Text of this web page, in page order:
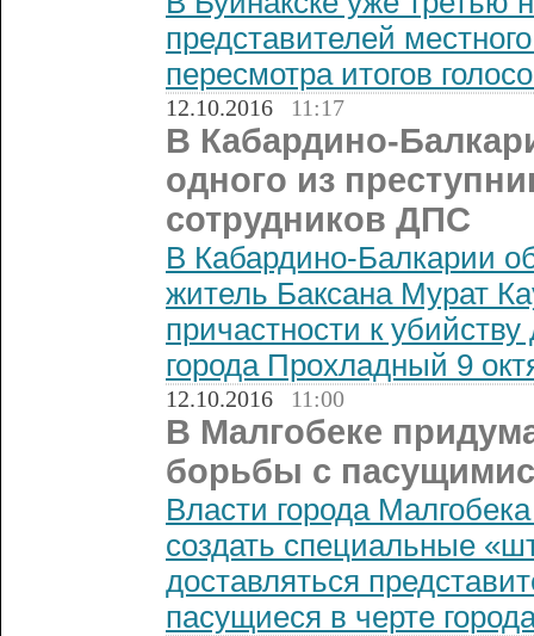
представителей
пересмотра итогов
12.10.2016 11:17
В Кабардино-
одного из
сотрудников ДПС
В Кабардино-Балкарии
житель Баксана Мурат
причастности к
города Прохладный 9
12.10.2016 11:00
В Малгобеке
борьбы с
Власти города
создать специальные
доставляться
пасущиеся в черте